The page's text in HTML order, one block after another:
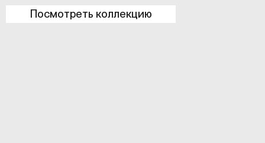
Посмотреть коллекцию